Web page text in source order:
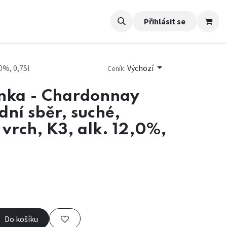
Přihlásit se
0,75l Ceník: Výchozí
- Chardonnay
sběr, suché,
vrch, K3, alk. 12,0%,
Do košíku